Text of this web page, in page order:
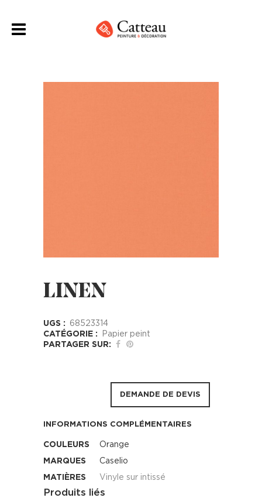
LINEN
UGS :
68523314
CATÉGORIE :
Papier peint
PARTAGER SUR:
DEMANDE DE DEVIS
INFORMATIONS COMPLÉMENTAIRES
COULEURS
Orange
MARQUES
Caselio
MATIÈRES
Vinyle sur intissé
Produits liés